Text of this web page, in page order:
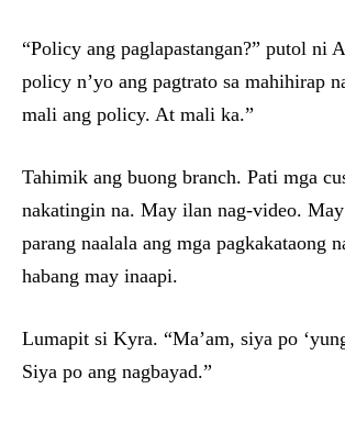
“Policy ang paglapastangan?” putol ni
policy n’yo ang pagtrato sa mahihirap
mali ang policy. At mali ka.”
Tahimik ang buong branch. Pati mga
nakatingin na. May ilan nag-video.
parang naalala ang mga pagkakataong
habang may inaapi.
Lumapit si Kyra. “Ma’am, siya po
Siya po ang nagbayad.”